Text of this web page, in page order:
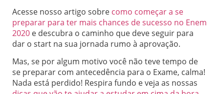
Acesse nosso artigo sobre como começar a se
preparar para ter mais chances de sucesso no Enem
2020 e descubra o caminho que deve seguir para
dar o start na sua jornada rumo à aprovação.
Mas, se por algum motivo você não teve tempo de
se preparar com antecedência para o Exame, calma!
Nada está perdido! Respira fundo e veja as nossas